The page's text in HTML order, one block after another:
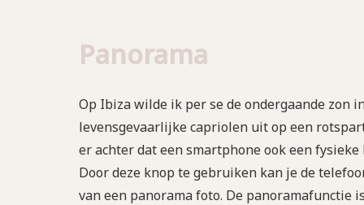
Panorama
Op Ibiza wilde ik per se de ondergaande zon
levensgevaarlijke capriolen uit op een
er achter dat een smartphone ook een
Door deze knop te gebruiken kan je de
van een panorama foto. De panoramafunctie